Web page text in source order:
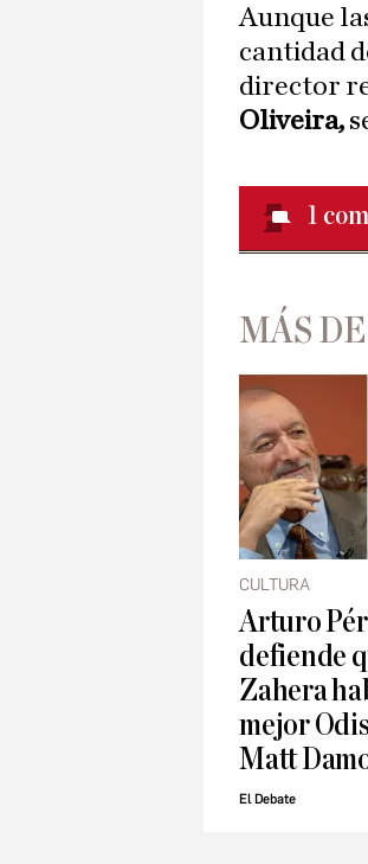
Aunque
cantidad
director
Oliveira,
1
MÁS
CULTURA
Arturo
defiende
Zahera
mejor
Matt
El Debate